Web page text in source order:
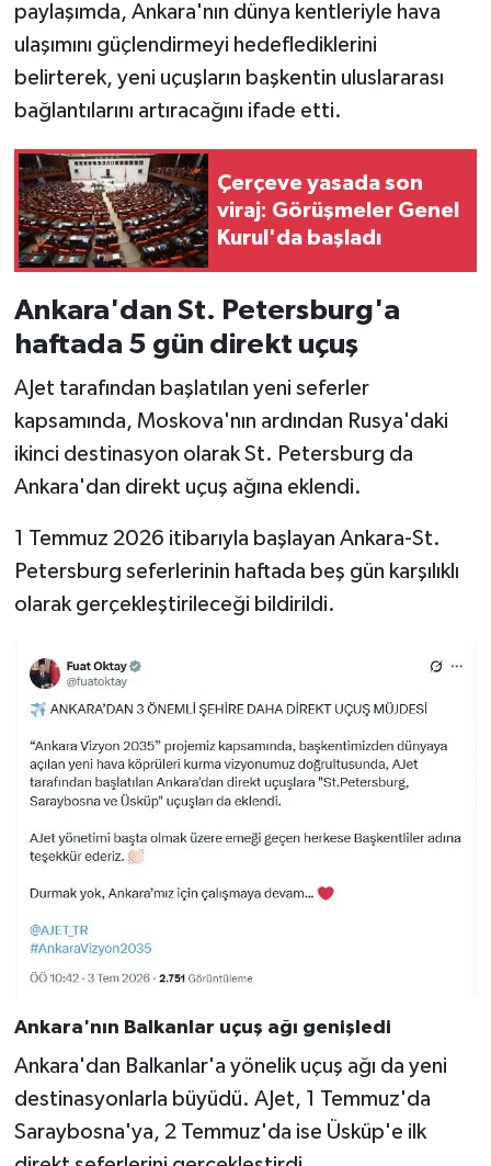
paylaşımda, Ankara'nın dünya kentleriyle hava
ulaşımını güçlendirmeyi hedeflediklerini
belirterek, yeni uçuşların başkentin uluslararası
bağlantılarını artıracağını ifade etti.
Çerçeve yasada son
viraj: Görüşmeler Genel
Kurul'da başladı
Ankara'dan St. Petersburg'a
haftada 5 gün direkt uçuş
AJet tarafından başlatılan yeni seferler
kapsamında, Moskova'nın ardından Rusya'daki
ikinci destinasyon olarak St. Petersburg da
Ankara'dan direkt uçuş ağına eklendi.
1 Temmuz 2026 itibarıyla başlayan Ankara-St.
Petersburg seferlerinin haftada beş gün karşılıklı
olarak gerçekleştirileceği bildirildi.
Ankara'nın Balkanlar uçuş ağı genişledi
Ankara'dan Balkanlar'a yönelik uçuş ağı da yeni
destinasyonlarla büyüdü. AJet, 1 Temmuz'da
Saraybosna'ya, 2 Temmuz'da ise Üsküp'e ilk